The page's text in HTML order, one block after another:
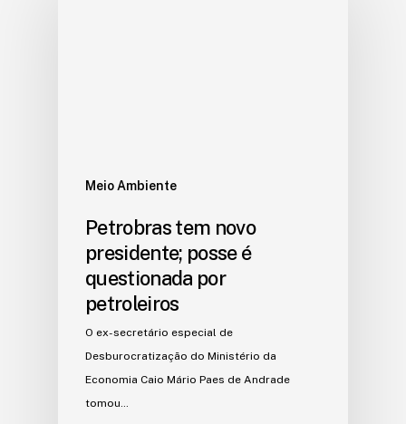
Meio Ambiente
Petrobras tem novo
presidente; posse é
questionada por
petroleiros
O ex-secretário especial de
Desburocratização do Ministério da
Economia Caio Mário Paes de Andrade
tomou…